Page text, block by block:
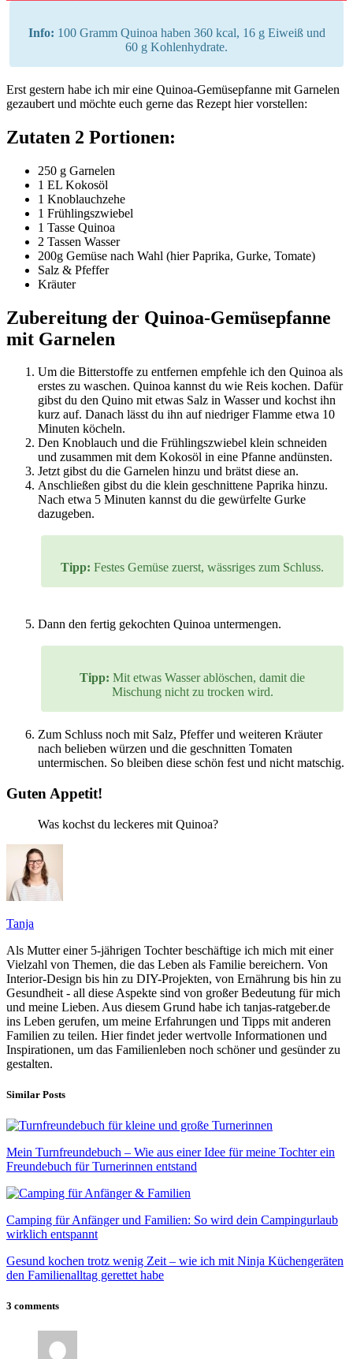
Info: 100 Gramm Quinoa haben 360 kcal, 16 g Eiweiß und
60 g Kohlenhydrate.
Erst gestern habe ich mir eine Quinoa-Gemüsepfanne mit Garnelen
gezaubert und möchte euch gerne das Rezept hier vorstellen:
Zutaten 2 Portionen:
250 g Garnelen
1 EL Kokosöl
1 Knoblauchzehe
1 Frühlingszwiebel
1 Tasse Quinoa
2 Tassen Wasser
200g Gemüse nach Wahl (hier Paprika, Gurke, Tomate)
Salz & Pfeffer
Kräuter
Zubereitung der Quinoa-Gemüsepfanne
mit Garnelen
Um die Bitterstoffe zu entfernen empfehle ich den Quinoa als
erstes zu waschen. Quinoa kannst du wie Reis kochen. Dafür
gibst du den Quino mit etwas Salz in Wasser und kochst ihn
kurz auf. Danach lässt du ihn auf niedriger Flamme etwa 10
Minuten köcheln.
Den Knoblauch und die Frühlingszwiebel klein schneiden
und zusammen mit dem Kokosöl in eine Pfanne andünsten.
Jetzt gibst du die Garnelen hinzu und brätst diese an.
Anschließen gibst du die klein geschnittene Paprika hinzu.
Nach etwa 5 Minuten kannst du die gewürfelte Gurke
dazugeben.
Tipp: Festes Gemüse zuerst, wässriges zum Schluss.
Dann den fertig gekochten Quinoa untermengen.
Tipp: Mit etwas Wasser ablöschen, damit die
Mischung nicht zu trocken wird.
Zum Schluss noch mit Salz, Pfeffer und weiteren Kräuter
nach belieben würzen und die geschnitten Tomaten
untermischen. So bleiben diese schön fest und nicht matschig.
Guten Appetit!
Was kochst du leckeres mit Quinoa?
Tanja
Als Mutter einer 5-jährigen Tochter beschäftige ich mich mit einer
Vielzahl von Themen, die das Leben als Familie bereichern. Von
Interior-Design bis hin zu DIY-Projekten, von Ernährung bis hin zu
Gesundheit - all diese Aspekte sind von großer Bedeutung für mich
und meine Lieben. Aus diesem Grund habe ich tanjas-ratgeber.de
ins Leben gerufen, um meine Erfahrungen und Tipps mit anderen
Familien zu teilen. Hier findet jeder wertvolle Informationen und
Inspirationen, um das Familienleben noch schöner und gesünder zu
gestalten.
Similar Posts
Mein Turnfreundebuch – Wie aus einer Idee für meine Tochter ein
Freundebuch für Turnerinnen entstand
Camping für Anfänger und Familien: So wird dein Campingurlaub
wirklich entspannt
Gesund kochen trotz wenig Zeit – wie ich mit Ninja Küchengeräten
den Familienalltag gerettet habe
3 comments